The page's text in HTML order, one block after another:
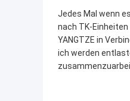
Jedes Mal wenn
nach TK-
YANGTZE in
ich werden